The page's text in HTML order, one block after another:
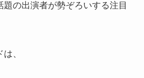
題の出演者が勢ぞろいする注目
、